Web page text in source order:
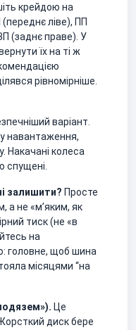
крейдою на
ліве), ПП
(заднє праве). У
їх на ті ж
рівномірніше.
варіант.
навантаження,
Накачані колеса
спущені.
залишити? Просте
а не «м’яким, як
тиск (не «в
на
головне, щоб шина
місяцями “на
Це
диск бере